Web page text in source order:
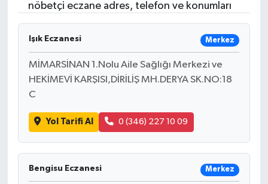
nöbetçi eczane adres, telefon ve konumları
Işık Eczanesi Merkez
MİMARSİNAN 1.Nolu Aile Sağlığı Merkezi ve
HEKİMEVİ KARŞISI,DİRİLİŞ MH.DERYA SK.NO:18
C
Yol Tarifi Al 0 (346) 227 10 09
Bengisu Eczanesi Merkez